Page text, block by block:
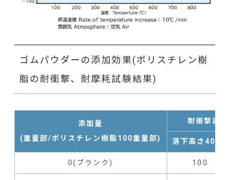
ゴムパウダーの添加効果(ポリスチレン樹
脂の耐衝撃、耐摩耗試験結果)
添加量
(重量部/ポリスチレン樹脂100重量部)
耐衝撃試験
落下高さ40cm
0(ブランク) 100